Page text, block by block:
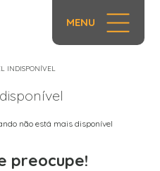
MENU
INDISPONÍVEL
não está mais disponível
preocupe!